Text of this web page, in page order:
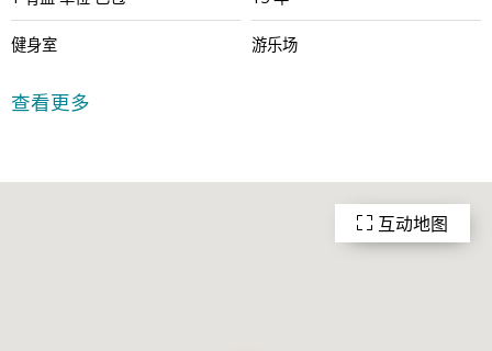
健身室 游乐场
室外游泳池
查看更多
互动地图